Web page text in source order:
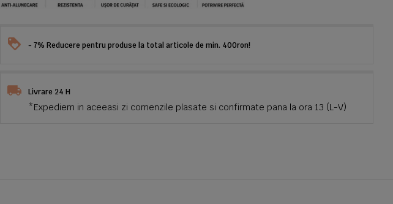
- 7% Reducere pentru produse la total articole de min. 400ron!
Livrare 24 H
*Expediem in aceeasi zi comenzile plasate si confirmate pana la ora 13 (L-V)